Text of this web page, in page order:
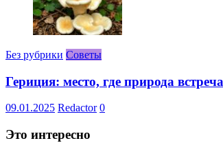
Без рубрики Советы
Гериция: место, где природа
09.01.2025 Redactor 0
Это интересно